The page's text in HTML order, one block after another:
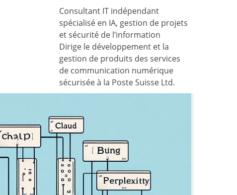
Consultant IT indépendant
spécialisé en IA, gestion de projets
et sécurité de l’information
Dirige le développement et la
gestion de produits des services
de communication numérique
sécurisée à la Poste Suisse Ltd.